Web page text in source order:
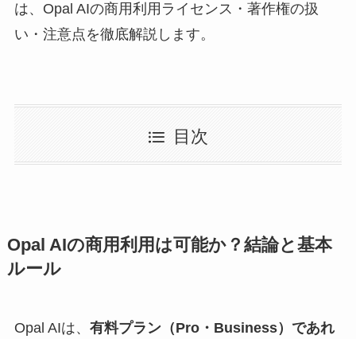
は、Opal AIの商用利用ライセンス・著作権の扱
い・注意点を徹底解説します。
目次
Opal AIの商用利用は可能か？結論と基本
ルール
Opal AIは、 有料プラン（Pro・Business）であれ